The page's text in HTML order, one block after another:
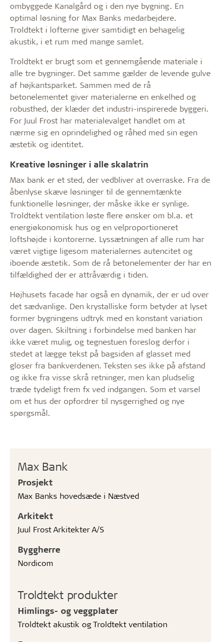
Max Bank
Prosjekt
Max Banks hovedsæde i Næstved
Arkitekt
Juul Frost Arkitekter A/S
Byggherre
Nordicom
Troldtekt produkter
Himlings- og veggplater
Troldtekt akustik og Troldtekt ventilation
ombyggede Kanalgård og i den nye bygning. En
optimal løsning for Max Banks medarbejdere.
Troldtekt i lofterne giver samtidigt en behagelig
akustik, i et rum med mange samlet.
Troldtekt er brugt som et gennemgående materiale i
alle tre bygninger. Det samme gælder de levende gulve
af højkantsparket. Sammen med de rå
betonelementet giver materialerne en enkelhed og
robusthed, der klæder det industri-inspirerede byggeri.
For Juul Frost har materialevalget handlet om at
nærme sig en oprindelighed og råhed med sin egen
æstetik og identitet.
Kreative løsninger i alle skalatrin
Max bank er et sted, der vedbliver at overraske. Fra de
åbenlyse skæve løsninger til de gennemtænkte
funktionelle løsninger, der måske ikke er synlige.
Troldtekt ventilation løste flere ønsker om bl.a. et
energiøkonomisk hus og en velproportioneret
loftshøjde i kontorerne. Lyssætningen af alle rum har
været vigtige ligesom materialernes autencitet og
iboende æstetik. Som de rå betonelementer der har en
tilfældighed der er attråværdig i tiden.
Højhusets facade har også en dynamik, der er ud over
det sædvanlige. Den krystalliske form betyder at lyset
former bygningens udtryk med en konstant variation
over dagen. Skiltning i forbindelse med banken har
ikke været mulig, og tegnestuen foreslog derfor i
stedet at lægge tekst på bagsiden af glasset med
gloser fra bankverdenen. Teksten ses ikke på afstand
og ikke fra visse skrå retninger, men kan pludselig
træde tydeligt frem fx ved indgangen. Som et varsel
om et hus der opfordrer til nysgerrighed og nye
spørgsmål.